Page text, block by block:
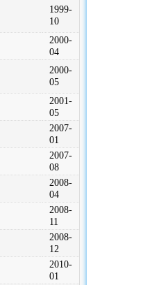
1999-
10
2000-
04
2000-
05
2001-
05
2007-
01
2007-
08
2008-
04
2008-
11
2008-
12
2010-
01